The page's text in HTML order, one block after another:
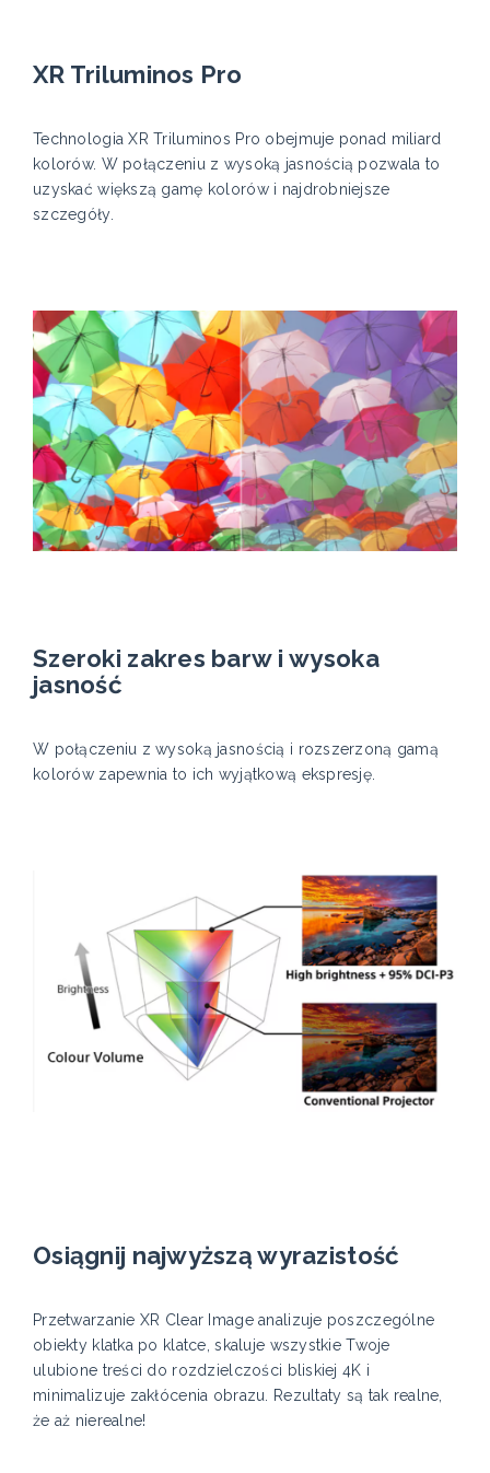
XR Triluminos Pro
Technologia XR Triluminos Pro obejmuje ponad miliard
kolorów. W połączeniu z wysoką jasnością pozwala to
uzyskać większą gamę kolorów i najdrobniejsze
szczegóły.
Szeroki zakres barw i wysoka
jasność
W połączeniu z wysoką jasnością i rozszerzoną gamą
kolorów zapewnia to ich wyjątkową ekspresję.
Osiągnij najwyższą wyrazistość
Przetwarzanie XR Clear Image analizuje poszczególne
obiekty klatka po klatce, skaluje wszystkie Twoje
ulubione treści do rozdzielczości bliskiej 4K i
minimalizuje zakłócenia obrazu. Rezultaty są tak realne,
że aż nierealne!